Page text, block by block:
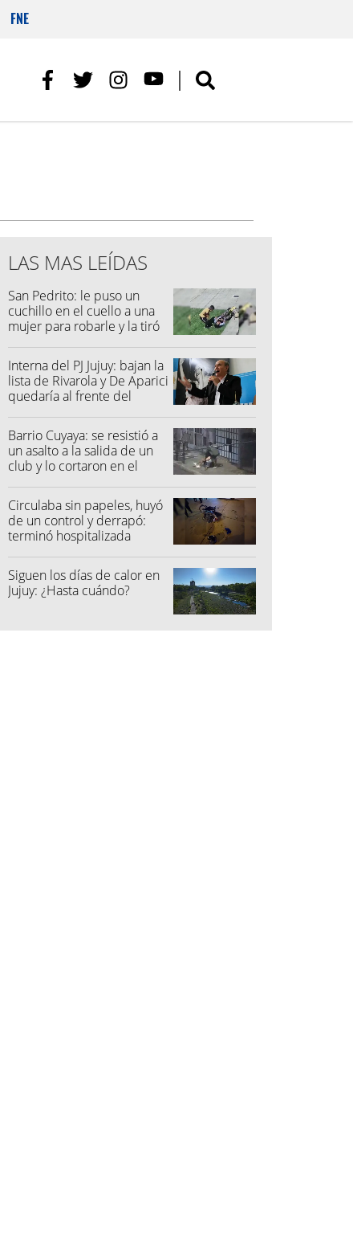
FNE
LAS MAS LEÍDAS
San Pedrito: le puso un
cuchillo en el cuello a una
mujer para robarle y la tiró
Interna del PJ Jujuy: bajan la
lista de Rivarola y De Aparici
quedaría al frente del
Barrio Cuyaya: se resistió a
un asalto a la salida de un
club y lo cortaron en el
Circulaba sin papeles, huyó
de un control y derrapó:
terminó hospitalizada
Siguen los días de calor en
Jujuy: ¿Hasta cuándo?